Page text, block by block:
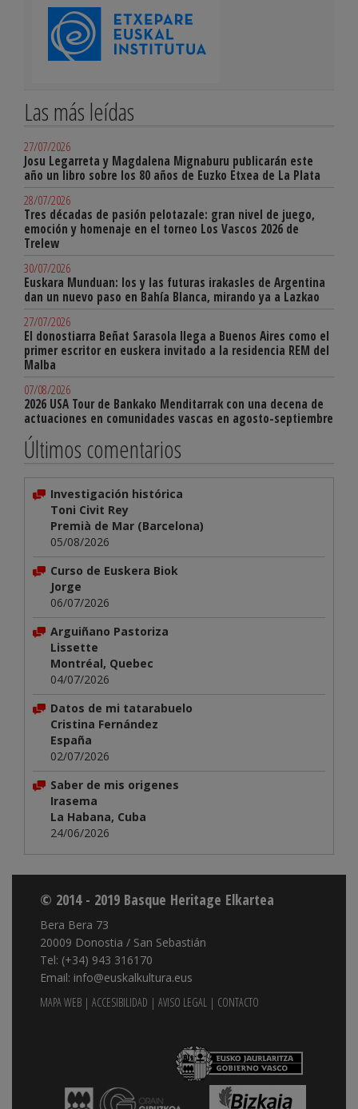
Las más leídas
27/07/2026
Josu Legarreta y Magdalena Mignaburu publicarán este
año un libro sobre los 80 años de Euzko Etxea de La Plata
28/07/2026
Tres décadas de pasión pelotazale: gran nivel de juego,
emoción y homenaje en el torneo Los Vascos 2026 de
Trelew
30/07/2026
Euskara Munduan: los y las futuras irakasles de Argentina
dan un nuevo paso en Bahía Blanca, mirando ya a Lazkao
27/07/2026
El donostiarra Beñat Sarasola llega a Buenos Aires como el
primer escritor en euskera invitado a la residencia REM del
Malba
07/08/2026
2026 USA Tour de Bankako Menditarrak con una decena de
actuaciones en comunidades vascas en agosto-septiembre
Últimos comentarios
Investigación histórica
Toni Civit Rey
Premià de Mar (Barcelona)
05/08/2026
Curso de Euskera Biok
Jorge
06/07/2026
Arguiñano Pastoriza
Lissette
Montréal, Quebec
04/07/2026
Datos de mi tatarabuelo
Cristina Fernández
España
02/07/2026
Saber de mis origenes
Irasema
La Habana, Cuba
24/06/2026
© 2014 - 2019 Basque Heritage Elkartea
Bera Bera 73
20009 Donostia / San Sebastián
Tel: (+34) 943 316170
Email: info@euskalkultura.eus
MAPA WEB | ACCESIBILIDAD | AVISO LEGAL | CONTACTO